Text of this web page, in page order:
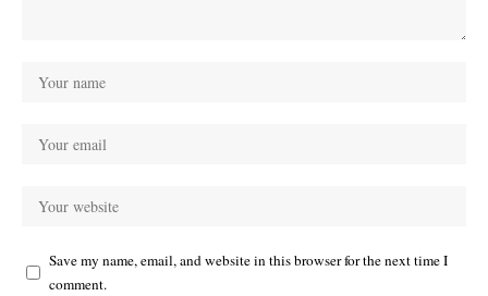
Save my name, email, and website in this browser for the next time I
comment.